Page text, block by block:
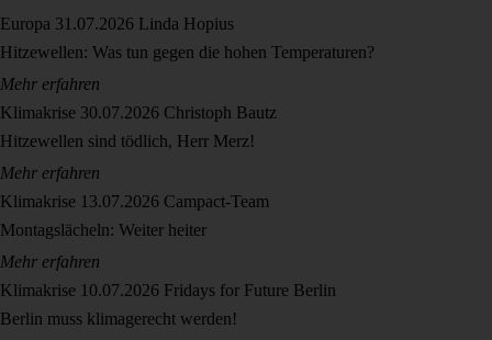
Europa 31.07.2026 Linda Hopius
Hitzewellen: Was tun gegen die hohen Temperaturen?
Mehr erfahren
Klimakrise 30.07.2026 Christoph Bautz
Hitzewellen sind tödlich, Herr Merz!
Mehr erfahren
Klimakrise 13.07.2026 Campact-Team
Montagslächeln: Weiter heiter
Mehr erfahren
Klimakrise 10.07.2026 Fridays for Future Berlin
Berlin muss klimagerecht werden!